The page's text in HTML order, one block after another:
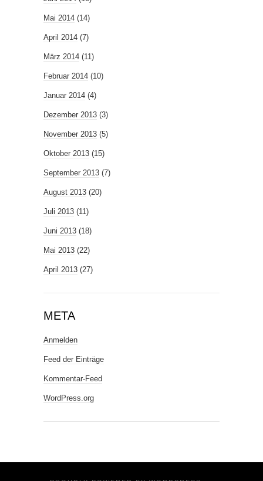
Mai 2014 (14)
April 2014 (7)
März 2014 (11)
Februar 2014 (10)
Januar 2014 (4)
Dezember 2013 (3)
November 2013 (5)
Oktober 2013 (15)
September 2013 (7)
August 2013 (20)
Juli 2013 (11)
Juni 2013 (18)
Mai 2013 (22)
April 2013 (27)
META
Anmelden
Feed der Einträge
Kommentar-Feed
WordPress.org